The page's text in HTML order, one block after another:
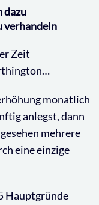
dazu
verhandeln
Zeit
monatlich
anlegst, dann
mehrere
eine einzige
Hauptgründe